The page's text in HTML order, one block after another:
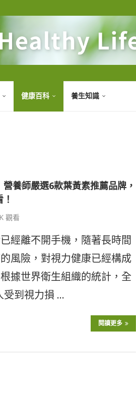
健康百科 養生知識
營養師嚴選6款葉黃素推薦品牌，
觀看
經離不開手機，隨著長時間
風險，對視力健康已經構成
據世界衛生組織的統計，全
受到視力損 …
閱讀更多